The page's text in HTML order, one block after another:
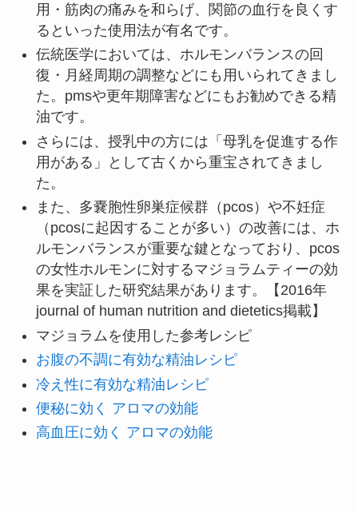
用・筋肉の痛みを和らげ、関節の血行を良くす
るといった使用法が有名です。
伝統医学においては、ホルモンバランスの回
復・月経周期の調整などにも用いられてきまし
た。pmsや更年期障害などにもお勧めできる精
油です。
さらには、授乳中の方には「母乳を促進する作
用がある」として古くから重宝されてきまし
た。
また、多嚢胞性卵巣症候群（pcos）や不妊症
（pcosに起因することが多い）の改善には、ホ
ルモンバランスが重要な鍵となっており、pcos
の女性ホルモンに対するマジョラムティーの効
果を実証した研究結果があります。【2016年
journal of human nutrition and dietetics掲載】
マジョラムを使用した参考レシピ
お腹の不調に有効な精油レシピ
冷え性に有効な精油レシピ
便秘に効く アロマの効能
高血圧に効く アロマの効能